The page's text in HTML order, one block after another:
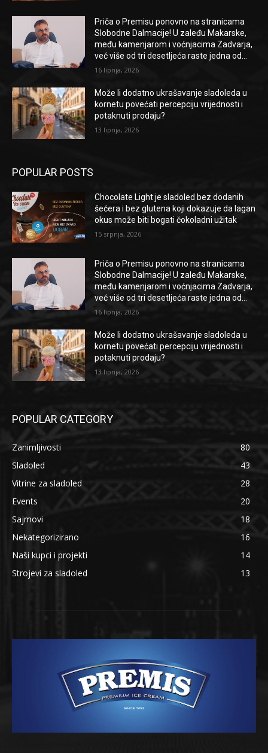
Priča o Premisu ponovno na stranicama
Slobodne Dalmacije! U zaleđu Makarske,
među kamenjarom i voćnjacima Zadvarja,
već više od tri desetljeća raste jedna od...
16 lipnja, 2026
Može li dodatno ukrašavanje sladoleda u
kornetu povećati percepciju vrijednosti i
potaknuti prodaju?
13 lipnja, 2026
POPULAR POSTS
Chocolate Light je sladoled bez dodanih
šećera i bez glutena koji dokazuje da lagan
okus može biti bogati čokoladni užitak
15 srpnja, 2026
Priča o Premisu ponovno na stranicama
Slobodne Dalmacije! U zaleđu Makarske,
među kamenjarom i voćnjacima Zadvarja,
već više od tri desetljeća raste jedna od...
16 lipnja, 2026
Može li dodatno ukrašavanje sladoleda u
kornetu povećati percepciju vrijednosti i
potaknuti prodaju?
13 lipnja, 2026
POPULAR CATEGORY
Zanimljivosti
80
Sladoled
43
Vitrine za sladoled
28
Events
20
Sajmovi
18
Nekategorizirano
16
Naši kupci i projekti
14
Strojevi za sladoled
13